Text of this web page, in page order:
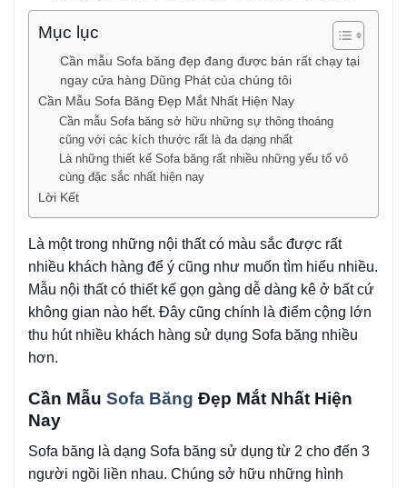
Mục lục
Cần mẫu Sofa băng đẹp đang được bán rất chạy tại
ngay cửa hàng Dũng Phát của chúng tôi
Cần Mẫu Sofa Băng Đẹp Mắt Nhất Hiện Nay
Cần mẫu Sofa băng sở hữu những sự thông thoáng
cũng với các kích thước rất là đa dạng nhất
Là những thiết kế Sofa băng rất nhiều những yếu tố vô
cùng đặc sắc nhất hiện nay
Lời Kết
Là một trong những nội thất có màu sắc được rất
nhiều khách hàng để ý cũng như muốn tìm hiểu nhiều.
Mẫu nội thất có thiết kế gọn gàng dễ dàng kê ở bất cứ
không gian nào hết. Đây cũng chính là điểm cộng lớn
thu hút nhiều khách hàng sử dụng Sofa băng nhiều
hơn.
Cần Mẫu Sofa Băng Đẹp Mắt Nhất Hiện
Nay
Sofa băng là dạng Sofa băng sử dụng từ 2 cho đến 3
người ngồi liền nhau. Chúng sở hữu những hình